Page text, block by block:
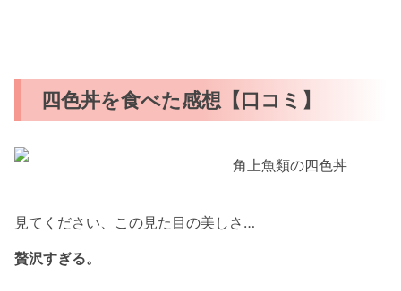
四色丼を食べた感想【口コミ】
見てください、この見た目の美しさ…
贅沢すぎる。